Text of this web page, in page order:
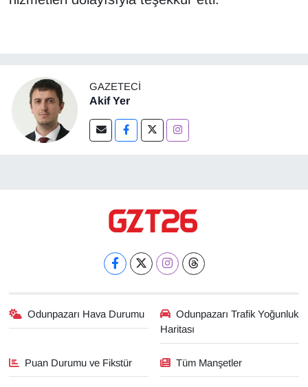
GAZETECI
Akif Yer
Odunpazarı Hava Durumu
Odunpazarı Trafik Yoğunluk
Haritası
Puan Durumu ve Fikstür Tüm Manşetler